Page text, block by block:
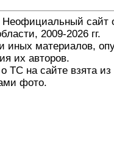
сайт
2009-2026 гг.
материалов,
их авторов.
на сайте взята из
фото.